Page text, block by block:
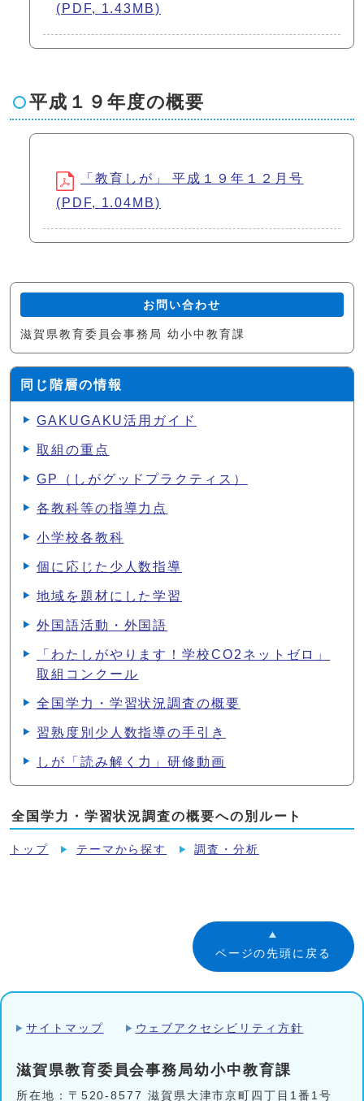
(PDF, 1.43MB)
平成１９年度の概要
「教育しが」 平成１９年１２月号
(PDF, 1.04MB)
お問い合わせ
滋賀県教育委員会事務局 幼小中教育課
同じ階層の情報
GAKUGAKU活用ガイド
取組の重点
GP（しがグッドプラクティス）
各教科等の指導力点
小学校各教科
個に応じた少人数指導
地域を題材にした学習
外国語活動・外国語
「わたしがやります！学校CO2ネットゼロ」
取組コンクール
全国学力・学習状況調査の概要
習熟度別少人数指導の手引き
しが「読み解く力」研修動画
全国学力・学習状況調査の概要への別ルート
トップ テーマから探す 調査・分析
ページの先頭に戻る
サイトマップ ウェブアクセシビリティ方針
滋賀県教育委員会事務局幼小中教育課
所在地：〒520-8577 滋賀県大津市京町四丁目1番1号